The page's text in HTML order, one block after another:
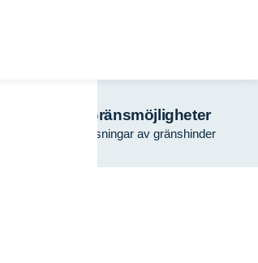
Gränsmöjligheter
Lösningar av gränshinder